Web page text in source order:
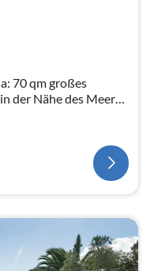
70 qm großes
der Nähe des Meeres
um die Sterne zu
Spa,